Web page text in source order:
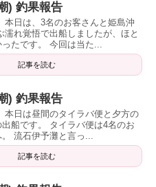
) 釣果報告
本日は、3名のお客さんと姫島沖
濡れ覚悟で出船しましたが、ほと
たです。 今回は当た...
記事を読む
) 釣果報告
本日は昼間のタイラバ便と夕方の
船です。 タイラバ便は4名のお
流石伊予灘と言っ...
記事を読む